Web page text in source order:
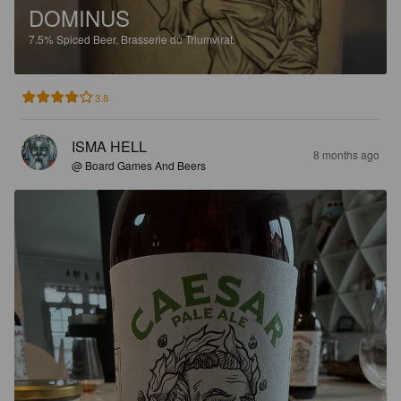
DOMINUS
7.5% Spiced Beer. Brasserie du Triumvirat.
3.8
ISMA HELL
@ Board Games And Beers
8 months ago